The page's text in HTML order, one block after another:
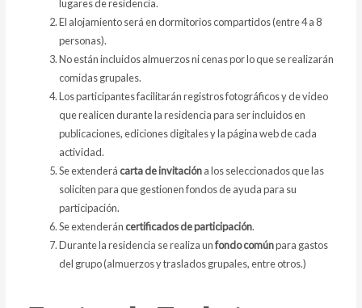
lugares de residencia.
El alojamiento será en dormitorios compartidos (entre 4 a 8
personas).
No están incluidos almuerzos ni cenas por lo que se realizarán
comidas grupales.
Los participantes facilitarán registros fotográficos y de video
que realicen durante la residencia para ser incluidos en
publicaciones, ediciones digitales y la página web de cada
actividad.
Se extenderá carta de invitacióna los seleccionados que las
soliciten para que gestionen fondos de ayuda para su
participación.
Se extenderán certificados de participación.
Durante la residencia se realiza unfondo comúnpara gastos
del grupo (almuerzos y traslados grupales, entre otros.)